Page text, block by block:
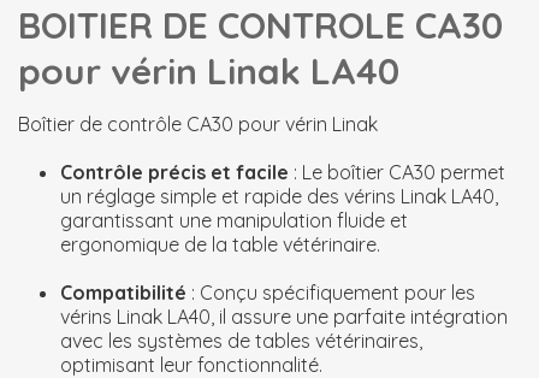
BOITIER DE CONTROLE CA30
pour vérin Linak LA40
Boîtier de contrôle CA30 pour vérin Linak
Contrôle précis et facile : Le boîtier CA30 permet
un réglage simple et rapide des vérins Linak LA40,
garantissant une manipulation fluide et
ergonomique de la table vétérinaire.
Compatibilité : Conçu spécifiquement pour les
vérins Linak LA40, il assure une parfaite intégration
avec les systèmes de tables vétérinaires,
optimisant leur fonctionnalité.